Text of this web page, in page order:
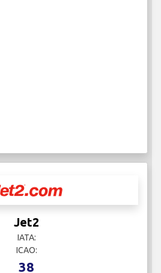
Jet2
IATA:
ICAO:
38